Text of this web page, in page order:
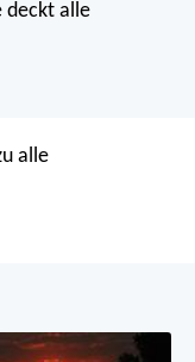
deckt alle
alle